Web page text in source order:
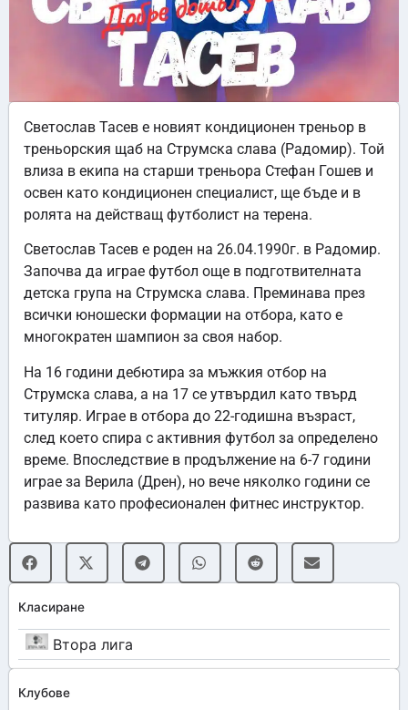
Класиране
Втора лига
Клубове
Светослав Тасев е новият кондиционен треньор в
треньорския щаб на Струмска слава (Радомир). Той
влиза в екипа на старши треньора Стефан Гошев и
освен като кондиционен специалист, ще бъде и в
ролята на действащ футболист на терена.
Светослав Тасев е роден на 26.04.1990г. в Радомир.
Започва да играе футбол още в подготвителната
детска група на Струмска слава. Преминава през
всички юношески формации на отбора, като е
многократен шампион за своя набор.
На 16 години дебютира за мъжкия отбор на
Струмска слава, а на 17 се утвърдил като твърд
титуляр. Играе в отбора до 22-годишна възраст,
след което спира с активния футбол за определено
време. Впоследствие в продължение на 6-7 години
играе за Верила (Дрен), но вече няколко години се
развива като професионален фитнес инструктор.